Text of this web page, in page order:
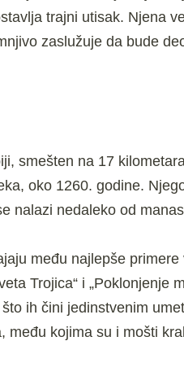
trajni utisak. Njena
zaslužuje da bude
smešten na 17
oko 1260. godine.
nalazi nedaleko od
među najlepše primere
Trojica“ i „Poklonjenje
ih čini jedinstvenim
među kojima su i mošti